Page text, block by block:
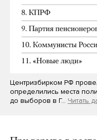
Центризбирком РФ
определились места
до выборов в Г… Читать